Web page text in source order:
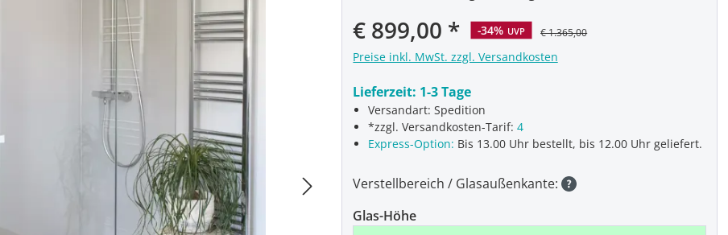
Verkaufspreis:
€ 899,00 -34% UVP € 1.365,00
Preise inkl. MwSt. zzgl. Versandkosten
Lieferzeit: 1-3 Tage
Versandart: Spedition
*zzgl. Versandkosten-Tarif:4
Express-Option: Bis 13.00 Uhr bestellt, bis 12.00 Uhr geliefert.
Verstellbereich / Glasaußenkante:
Glas-Höhe